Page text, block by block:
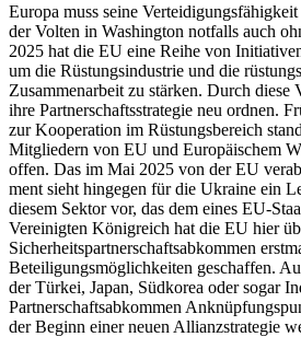
Europa muss seine
der Volten in Washington notfalls auch
2025 hat die EU eine Reihe von
um die Rüstungsindustrie und die
Zusammenarbeit zu stärken. Durch diese
ihre Part­nerschaftsstrategie neu ordnen.
zur Kooperation im Rüstungsbereich
Mitgliedern von EU und Europäischem
offen. Das im Mai 2025 von der EU
ment sieht hingegen für die Ukraine ein
diesem Sektor vor, das dem eines EU-
Vereinigten Königreich hat die EU hier
Sicherheitspartnerschaftsabkommen
Beteiligungsmöglichkeiten geschaffen.
der Türkei, Japan, Südkorea oder sogar
Partnerschaftsabkommen
der Beginn einer neuen Allianzstrategie